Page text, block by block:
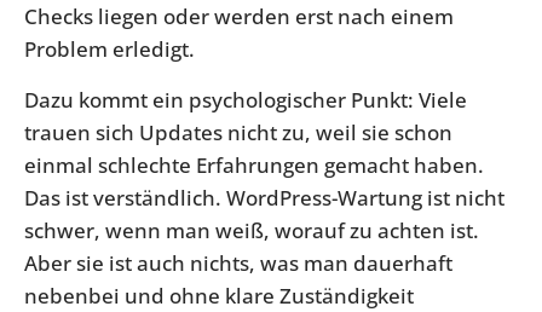
Checks liegen oder werden erst nach einem
Problem erledigt.
Dazu kommt ein psychologischer Punkt: Viele
trauen sich Updates nicht zu, weil sie schon
einmal schlechte Erfahrungen gemacht haben.
Das ist verständlich. WordPress-Wartung ist nicht
schwer, wenn man weiß, worauf zu achten ist.
Aber sie ist auch nichts, was man dauerhaft
nebenbei und ohne klare Zuständigkeit